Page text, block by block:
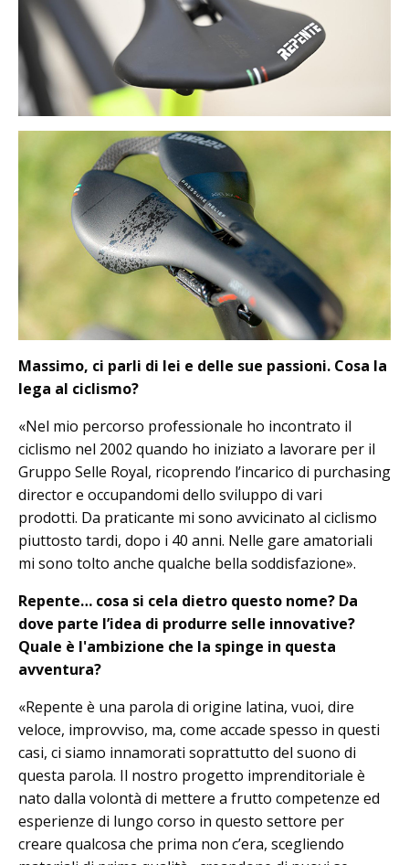
Massimo, ci parli di lei e delle sue passioni. Cosa la
lega al ciclismo?
«Nel mio percorso professionale ho incontrato il
ciclismo nel 2002 quando ho iniziato a lavorare per il
Gruppo Selle Royal, ricoprendo l’incarico di purchasing
director e occupandomi dello sviluppo di vari
prodotti. Da praticante mi sono avvicinato al ciclismo
piuttosto tardi, dopo i 40 anni. Nelle gare amatoriali
mi sono tolto anche qualche bella soddisfazione».
Repente… cosa si cela dietro questo nome? Da
dove parte l’idea di produrre selle innovative?
Quale è l'ambizione che la spinge in questa
avventura?
«Repente è una parola di origine latina, vuoi, dire
veloce, improvviso, ma, come accade spesso in questi
casi, ci siamo innamorati soprattutto del suono di
questa parola. Il nostro progetto imprenditoriale è
nato dalla volontà di mettere a frutto competenze ed
esperienze di lungo corso in questo settore per
creare qualcosa che prima non c’era, scegliendo